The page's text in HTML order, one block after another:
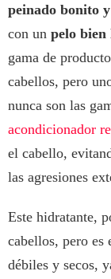
peinado bonito
con un pelo bien
gama de
cabellos, pero
nunca son las
acondicionador
el cabello,
las agresiones
Este hidratante,
cabellos, pero es
débiles y secos,